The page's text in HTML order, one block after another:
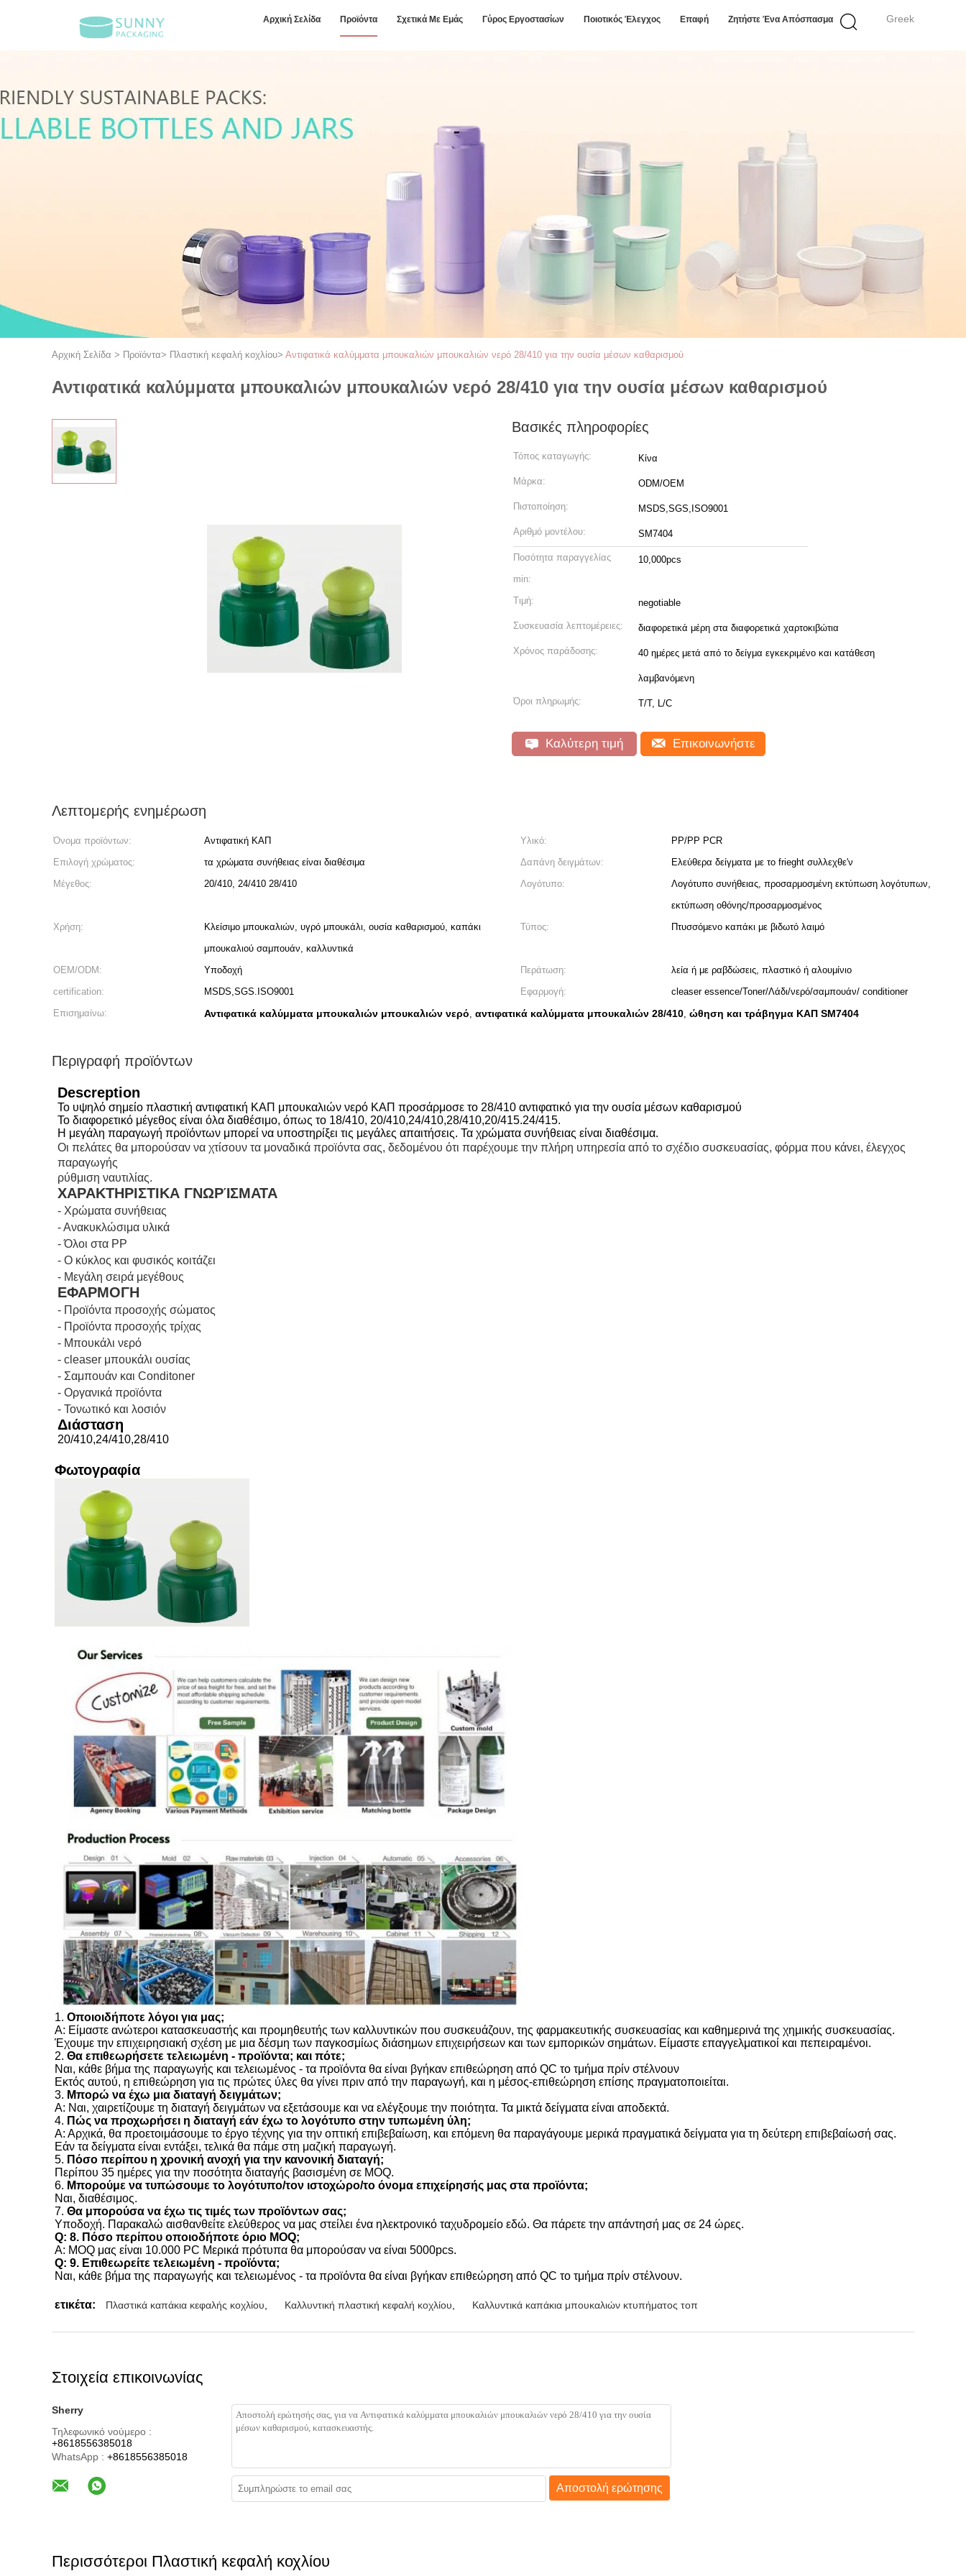
Greek
Αρχική Σελίδα Προϊόντα Σχετικά Με Εμάς Γύρος Εργοστασίων Ποιοτικός Έλεγχος Επαφή Ζητήστε Ένα Απόσπασμα
Αρχική Σελίδα > Προϊόντα> Πλαστική κεφαλή κοχλίου> Αντιφατικά καλύμματα μπουκαλιών μπουκαλιών νερό 28/410 για την ουσία μέσων καθαρισμού
Αντιφατικά καλύμματα μπουκαλιών μπουκαλιών νερό 28/410 για την ουσία μέσων καθαρισμού
Βασικές πληροφορίες
Τόπος καταγωγής: Κίνα
Μάρκα: ODM/OEM
Πιστοποίηση: MSDS,SGS,ISO9001
Αριθμό μοντέλου: SM7404
Ποσότητα παραγγελίας
min:
10,000pcs
Τιμή: negotiable
Συσκευασία λεπτομέρειες: διαφορετικά μέρη στα διαφορετικά χαρτοκιβώτια
Χρόνος παράδοσης: 40 ημέρες μετά από το δείγμα εγκεκριμένο και κατάθεση
λαμβανόμενη
Όροι πληρωμής: T/T, L/C
Καλύτερη τιμή Επικοινωνήστε
Λεπτομερής ενημέρωση
Όνομα προϊόντων: Αντιφατική ΚΑΠ Υλικό:
PP/PP PCR
Επιλογή χρώματος:
τα χρώματα συνήθειας είναι διαθέσιμα Δαπάνη δειγμάτων:
Ελεύθερα δείγματα με το frieght συλλεχθε'ν
Μέγεθος:
20/410, 24/410 28/410 Λογότυπο:
Λογότυπο συνήθειας, προσαρμοσμένη εκτύπωση λογότυπων,
εκτύπωση οθόνης/προσαρμοσμένος
Χρήση:
Κλείσιμο μπουκαλιών, υγρό μπουκάλι, ουσία καθαρισμού, καπάκι
μπουκαλιού σαμπουάν, καλλυντικά
Τύπος: Πτυσσόμενο καπάκι με βιδωτό λαιμό
OEM/ODM: Υποδοχή Περάτωση:
λεία ή με ραβδώσεις, πλαστικό ή αλουμίνιο
certification:
MSDS,SGS.ISO9001 Εφαρμογή:
cleaser essence/Toner/Λάδι/νερό/σαμπουάν/ conditioner
Επισημαίνω:
Αντιφατικά καλύμματα μπουκαλιών μπουκαλιών νερό, αντιφατικά καλύμματα μπουκαλιών 28/410, ώθηση και τράβηγμα ΚΑΠ SM7404
Περιγραφή προϊόντων
Descreption
Το υψηλό σημείο πλαστική αντιφατική ΚΑΠ μπουκαλιών νερό ΚΑΠ προσάρμοσε το 28/410 αντιφατικό για την ουσία μέσων καθαρισμού
Το διαφορετικό μέγεθος είναι όλα διαθέσιμο, όπως το 18/410, 20/410,24/410,28/410,20/415.24/415.
Η μεγάλη παραγωγή προϊόντων μπορεί να υποστηρίξει τις μεγάλες απαιτήσεις. Τα χρώματα συνήθειας είναι διαθέσιμα.
Οι πελάτες θα μπορούσαν να χτίσουν τα μοναδικά προϊόντα σας, δεδομένου ότι παρέχουμε την πλήρη υπηρεσία από το σχέδιο συσκευασίας, φόρμα που κάνει, έλεγχος
παραγωγής
ρύθμιση ναυτιλίας.
ΧΑΡΑΚΤΗΡΙΣΤΙΚΑ ΓΝΩΡΊΣΜΑΤΑ
- Χρώματα συνήθειας
- Ανακυκλώσιμα υλικά
-Όλοι στα PP
- Ο κύκλος και φυσικός κοιτάζει
- Μεγάλη σειρά μεγέθους
ΕΦΑΡΜΟΓΗ
- Προϊόντα προσοχής σώματος
- Προϊόντα προσοχής τρίχας
- Μπουκάλι νερό
- cleaser μπουκάλι ουσίας
- Σαμπουάν και Conditoner
- Οργανικά προϊόντα
- Τονωτικό και λοσιόν
Διάσταση
20/410,24/410,28/410
Φωτογραφία
1. Οποιοιδήποτε λόγοι για μας;
Α: Είμαστε ανώτεροι κατασκευαστής και προμηθευτής των καλλυντικών που συσκευάζουν, της φαρμακευτικής συσκευασίας και καθημερινά της χημικής συσκευασίας.
Έχουμε την επιχειρησιακή σχέση με μια δέσμη των παγκοσμίως διάσημων επιχειρήσεων και των εμπορικών σημάτων. Είμαστε επαγγελματικοί και πεπειραμένοι.
2. Θα επιθεωρήσετε τελειωμένη - προϊόντα; και πότε;
Ναι, κάθε βήμα της παραγωγής και τελειωμένος - τα προϊόντα θα είναι βγήκαν επιθεώρηση από QC το τμήμα πρίν στέλνουν
Εκτός αυτού, η επιθεώρηση για τις πρώτες ύλες θα γίνει πριν από την παραγωγή, και η μέσος-επιθεώρηση επίσης πραγματοποιείται.
3. Μπορώ να έχω μια διαταγή δειγμάτων;
Α: Ναι, χαιρετίζουμε τη διαταγή δειγμάτων να εξετάσουμε και να ελέγξουμε την ποιότητα. Τα μικτά δείγματα είναι αποδεκτά.
4. Πώς να προχωρήσει η διαταγή εάν έχω το λογότυπο στην τυπωμένη ύλη;
Α: Αρχικά, θα προετοιμάσουμε το έργο τέχνης για την οπτική επιβεβαίωση, και επόμενη θα παραγάγουμε μερικά πραγματικά δείγματα για τη δεύτερη επιβεβαίωσή σας.
Εάν τα δείγματα είναι εντάξει, τελικά θα πάμε στη μαζική παραγωγή.
5. Πόσο περίπου η χρονική ανοχή για την κανονική διαταγή;
Περίπου 35 ημέρες για την ποσότητα διαταγής βασισμένη σε MOQ.
6. Μπορούμε να τυπώσουμε το λογότυπο/τον ιστοχώρο/το όνομα επιχείρησής μας στα προϊόντα;
Ναι, διαθέσιμος.
7. Θα μπορούσα να έχω τις τιμές των προϊόντων σας;
Υποδοχή. Παρακαλώ αισθανθείτε ελεύθερος να μας στείλει ένα ηλεκτρονικό ταχυδρομείο εδώ. Θα πάρετε την απάντησή μας σε 24 ώρες.
Q: 8. Πόσο περίπου οποιοδήποτε όριο MOQ;
Α: MOQ μας είναι 10.000 PC Μερικά πρότυπα θα μπορούσαν να είναι 5000pcs.
Q: 9. Επιθεωρείτε τελειωμένη - προϊόντα;
Ναι, κάθε βήμα της παραγωγής και τελειωμένος - τα προϊόντα θα είναι βγήκαν επιθεώρηση από QC το τμήμα πρίν στέλνουν.
ετικέτα: Πλαστικά καπάκια κεφαλής κοχλίου Καλλυντική πλαστική κεφαλή κοχλίου Καλλυντικά καπάκια μπουκαλιών κτυπήματος τοπ
Στοιχεία επικοινωνίας
Sherry
Τηλεφωνικό νούμερο :
+8618556385018
WhatsApp : +8618556385018
Αποστολή ερώτησης
Περισσότεροι Πλαστική κεφαλή κοχλίου